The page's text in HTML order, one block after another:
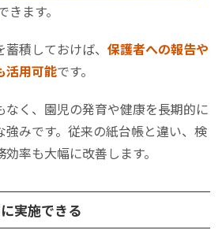
きます。
積しておけば、 保護者への報告や
活用可能です。
く、園児の発育や健康を長期的に
みです。従来の紙台帳と違い、検
率も大幅に改善します。
実施できる